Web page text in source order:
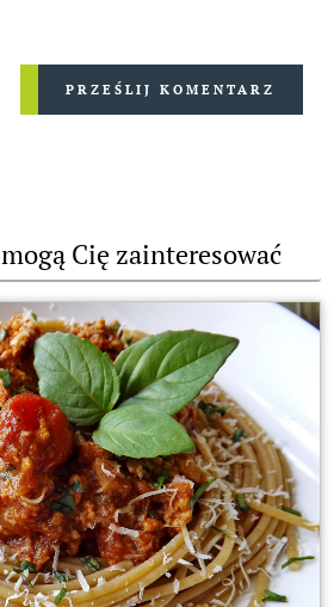
PRZEŚLIJ KOMENTARZ
Cię zainteresować